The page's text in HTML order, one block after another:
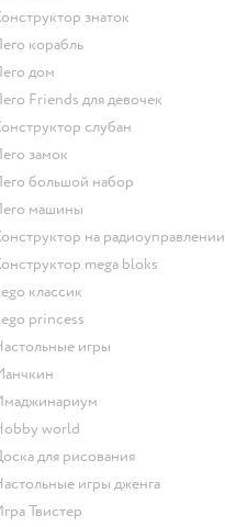
Конструктор знаток
Лего корабль
Лего дом
Лего Friends для девочек
Конструктор слубан
Лего замок
Лего большой набор
Лего машины
Конструктор на радиоуправлении
Конструктор mega bloks
Lego классик
Lego princess
Настольные игры
Манчкин
Имаджинариум
Hobby world
Доска для рисования
Настольные игры дженга
Игра Твистер